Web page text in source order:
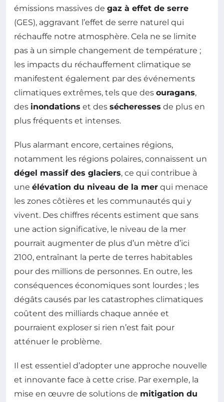
émissions massives de gaz à effet de serre
(GES), aggravant l’effet de serre naturel qui
réchauffe notre atmosphère. Cela ne se limite
pas à un simple changement de température ;
les impacts du réchauffement climatique se
manifestent également par des événements
climatiques extrêmes, tels que des ouragans,
des inondations et des sécheresses de plus en
plus fréquents et intenses.
Plus alarmant encore, certaines régions,
notamment les régions polaires, connaissent un
dégel massif des glaciers, ce qui contribue à
une élévation du niveau de la mer qui menace
les zones côtières et les communautés qui y
vivent. Des chiffres récents estiment que sans
une action significative, le niveau de la mer
pourrait augmenter de plus d’un mètre d’ici
2100, entraînant la perte de terres habitables
pour des millions de personnes. En outre, les
conséquences économiques sont lourdes ; les
dégâts causés par les catastrophes climatiques
coûtent des milliards chaque année et
pourraient exploser si rien n’est fait pour
atténuer le problème.
Il est essentiel d’adopter une approche nouvelle
et innovante face à cette crise. Par exemple, la
mise en œuvre de solutions de mitigation du